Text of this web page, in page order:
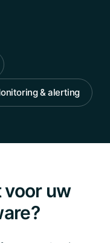
& alerting
voor uw